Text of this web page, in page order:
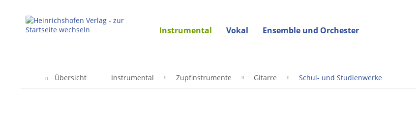
Instrumental Vokal Ensemble und Orchester
Übersicht Instrumental Zupfinstrumente Gitarre Schul- und Studienwerke